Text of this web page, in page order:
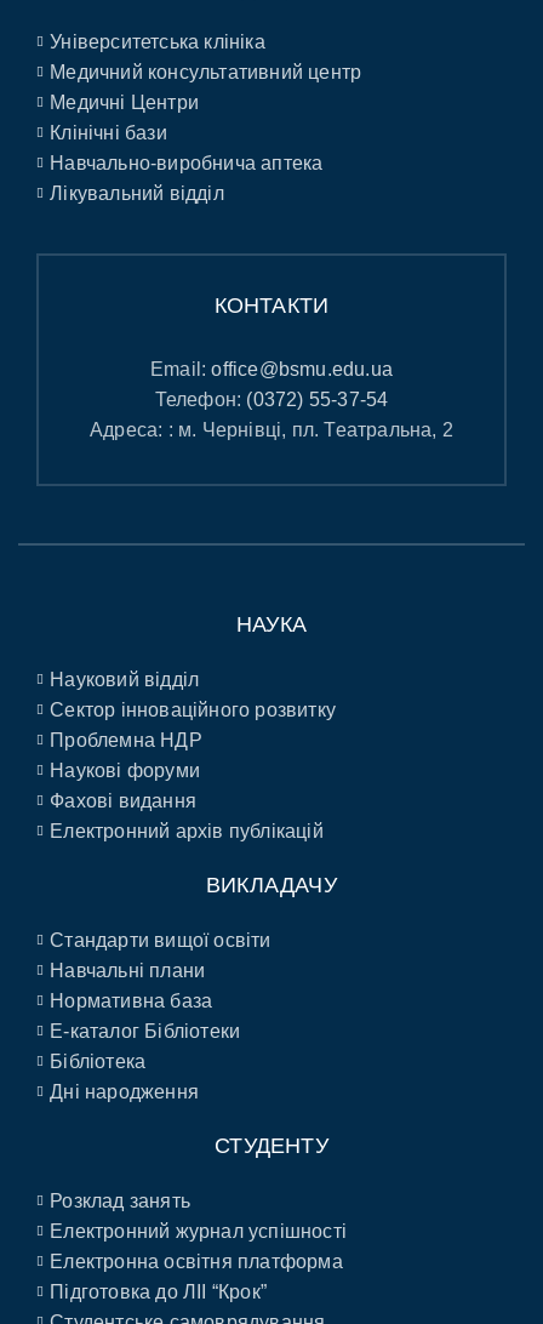
Університетська клініка
Медичний консультативний центр
Медичні Центри
Клінічні бази
Навчально-виробнича аптека
Лікувальний відділ
КОНТАКТИ
Email:office@bsmu.edu.ua
Телефон: (0372) 55-37-54
Адреса: : м. Чернівці, пл. Театральна, 2
НАУКА
Науковий відділ
Сектор інноваційного розвитку
Проблемна НДР
Наукові форуми
Фахові видання
Електронний архів публікацій
ВИКЛАДАЧУ
Стандарти вищої освіти
Навчальні плани
Нормативна база
E-каталог Бібліотеки
Бібліотека
Дні народження
СТУДЕНТУ
Розклад занять
Електронний журнал успішності
Електронна освітня платформа
Підготовка до ЛІІ “Крок”